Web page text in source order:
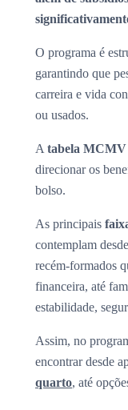
O programa é
garantindo que
carreira e vida
ou usados.
A tabela MCMV
direcionar os
bolso.
As principais
contemplam
recém-formados
financeira, até
estabilidade,
Assim, no
encontrar desde
quarto, até